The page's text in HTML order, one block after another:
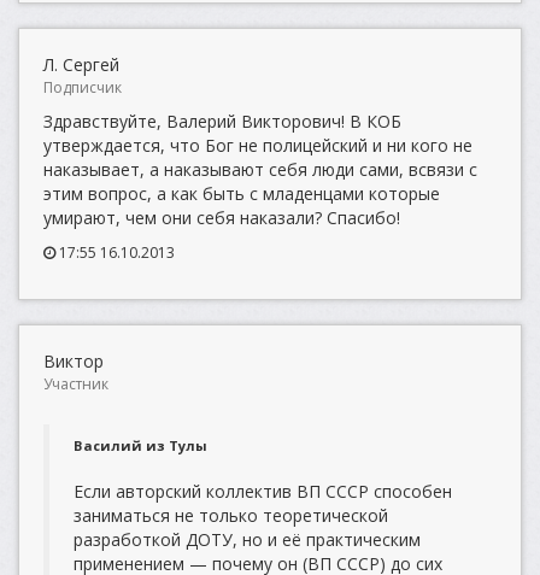
Л. Сергей
Подписчик
Здравствуйте, Валерий Викторович! В КОБ
утверждается, что Бог не полицейский и ни кого не
наказывает, а наказывают себя люди сами, всвязи с
этим вопрос, а как быть с младенцами которые
умирают, чем они себя наказали? Спасибо!
17:55 16.10.2013
Виктор
Участник
Василий из Тулы
Если авторский коллектив ВП СССР способен
заниматься не только теоретической
разработкой ДОТУ, но и её практическим
применением — почему он (ВП СССР) до сих